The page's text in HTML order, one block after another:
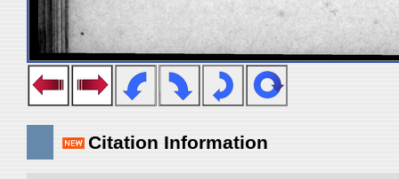
Citation Information